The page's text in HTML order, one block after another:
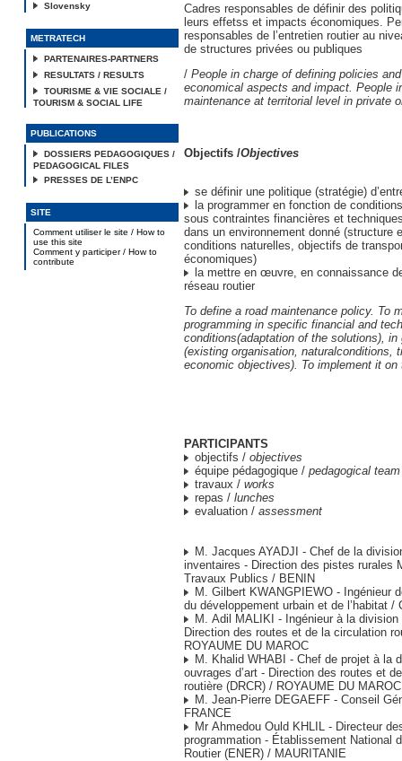
Slovensky
METRATECH
PARTENAIRES-PARTNERS
RESULTATS / RESULTS
TOURISME & VIE SOCIALE /
TOURISM & SOCIAL LIFE
PUBLICATIONS
DOSSIERS PEDAGOGIQUES /
PEDAGOGICAL FILES
PRESSES DE L’ENPC
SITE
Comment utiliser le site / How to
use this site
Comment y participer / How to
contribute
Cadres responsables de définir des
leurs effetss et impacts économiques.
responsables de l’entretien routier au
de structures privées ou publiques
/ People in charge of defining policies
economical aspects and impact. People
maintenance at territorial level in private
Objectifs /Objectives
se définir une politique (stratégie)
la programmer en fonction de
sous contraintes financières et
dans un environnement donné (structure
conditions naturelles, objectifs de
économiques)
la mettre en œuvre, en connaissance
réseau routier
To define a road maintenance policy. To
programming in specific financial and
conditions(adaptation of the solutions), in
(existing organisation, naturalconditions,
economic objectives). To implement it on
PARTICIPANTS
objectifs / objectives
équipe pédagogique / pedagogical team
travaux / works
repas / lunches
evaluation / assessment
M. Jacques AYADJI - Chef de la
inventaires - Direction des pistes rurales
Travaux Publics / BENIN
M. Gilbert KWANGPIEWO - Ingénieur
du développement urbain et de l’habitat /
M. Adil MALIKI - Ingénieur à la division
Direction des routes et de la circulation
ROYAUME DU MAROC
M. Khalid WHABI - Chef de projet à la
ouvrages d’art - Direction des routes et
routière (DRCR) / ROYAUME DU MAROC
M. Jean-Pierre DEGAEFF - Conseil
FRANCE
Mr Ahmedou Ould KHLIL - Directeur
programmation - Établissement National
Routier (ENER) / MAURITANIE